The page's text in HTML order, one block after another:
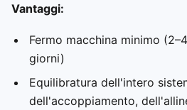
Vantaggi:
Fermo macchina minimo
giorni)
Equilibratura dell'intero
dell'accoppiamento,